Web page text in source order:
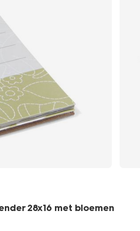
28x16 met bloemen